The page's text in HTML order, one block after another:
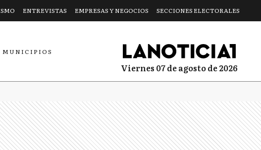
ENTREVISTAS EMPRESAS Y NEGOCIOS SECCIONES ELECTORALES
MUNICIPIOS
viernes 07 de agosto de 2026